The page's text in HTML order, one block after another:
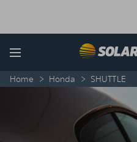
Menu
Home > Honda > SHUTTLE